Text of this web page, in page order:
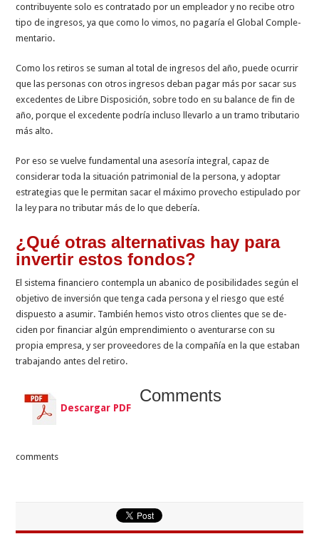
contribuyente solo es contratado por un empleador y no re­cibe otro
tipo de ingresos, ya que como lo vimos, no pagaría el Global Comple­
mentario.
Como los retiros se suman al total de ingresos del año, puede ocurrir
que las personas con otros ingresos deban pagar más por sacar sus
excedentes de Libre Dis­posición, sobre todo en su balance de fin de
año, porque el excedente podría incluso llevarlo a un tramo tributario
más alto.
Por eso se vuelve fundamental una asesoría integral, capaz de
considerar toda la situa­ción patrimonial de la perso­na, y adoptar
estrategias que le permitan sacar el máximo provecho estipulado por
la ley para no tributar más de lo que debería.
¿Qué otras alternativas hay para
inver­tir estos fondos?
El sistema financiero contempla un aba­nico de posibilidades según el
objetivo de inversión que tenga cada persona y el riesgo que esté
dispuesto a asumir. Tam­bién hemos visto otros clientes que se de­
ciden por financiar algún emprendimiento o aventurarse con su
propia empresa, y ser proveedores de la compañía en la que estaban
trabajando antes del retiro.
Descargar PDF
Comments
comments